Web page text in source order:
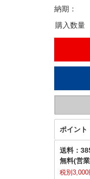
納期：
購入数量
ポイント
送料：
無料(営
税別